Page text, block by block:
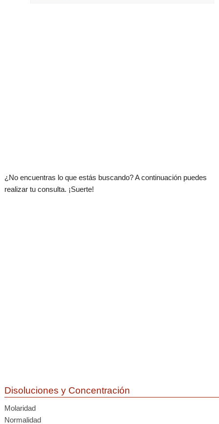
¿No encuentras lo que estás buscando? A continuación puedes
realizar tu consulta. ¡Suerte!
Disoluciones y Concentración
Molaridad
Normalidad